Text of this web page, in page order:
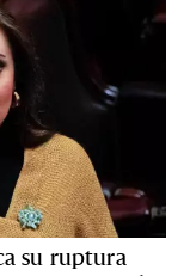
su ruptura